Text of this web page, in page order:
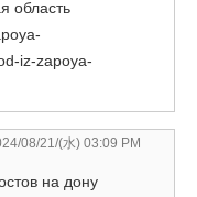
область
iz-zapoya-
08/21/(水) 03:09 PM
на дону